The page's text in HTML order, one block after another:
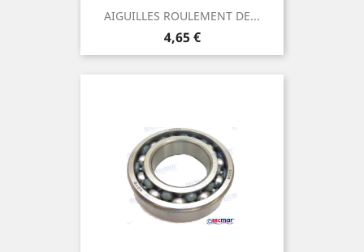
AIGUILLES ROULEMENT DE...
Prix
4,65 €